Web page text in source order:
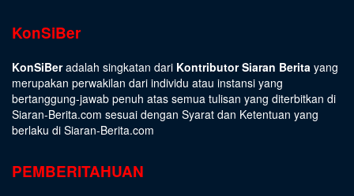
KonSiBer
KonSiBeradalah singkatan dari Kontributor Siaran Berita yang
merupakan perwakilan dari individu atau instansi yang
bertanggung-jawab penuh atas semua tulisan yang diterbitkan di
Siaran-Berita.com sesuai dengan Syarat dan Ketentuan yang
berlaku di Siaran-Berita.com
PEMBERITAHUAN